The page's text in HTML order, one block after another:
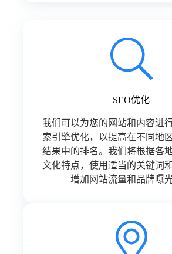
SEO优化
我们可以为您的网站和内容进
索引擎优化，以提高在不同地
结果中的排名。我们将根据各
文化特点，使用适当的关键词
增加网站流量和品牌曝光